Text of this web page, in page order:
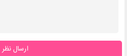
ارسال نظر